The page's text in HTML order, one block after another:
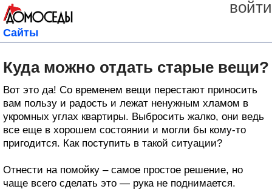
войти
Сайты
Куда можно отдать старые вещи?
Bот это да! Со временем вещи перестают приносить
вам пользу и радость и лежат ненужным хламом в
укромных углах квартиры. Выбросить жалко, они ведь
все еще в хорошем состоянии и могли бы кому-то
пригодится. Как поступить в такой ситуации?
Отнести на помойку – самое простое решение, но
чаще всего сделать это — рука не поднимается.